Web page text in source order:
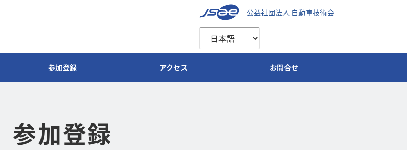
公益社団法人 自動車技術会
参加登録 アクセス お問合せ
参加登録